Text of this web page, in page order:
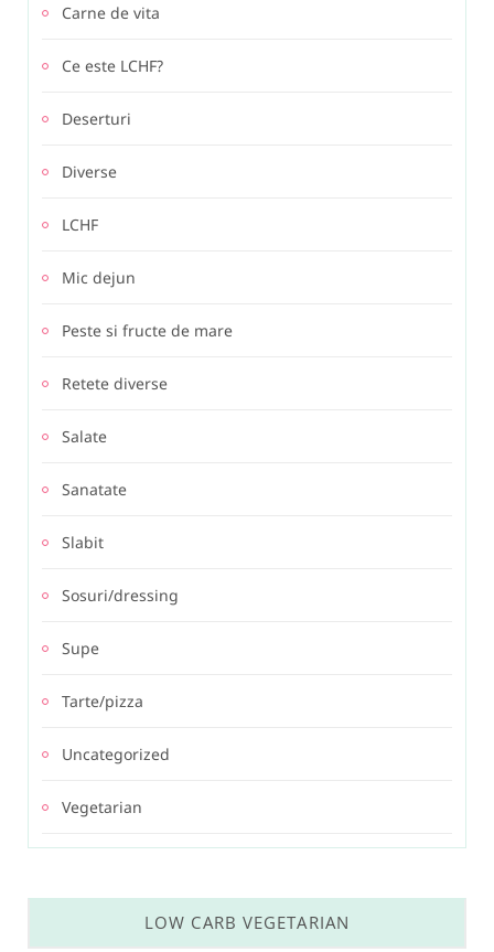
Carne de vita
Ce este LCHF?
Deserturi
Diverse
LCHF
Mic dejun
Peste si fructe de mare
Retete diverse
Salate
Sanatate
Slabit
Sosuri/dressing
Supe
Tarte/pizza
Uncategorized
Vegetarian
LOW CARB VEGETARIAN